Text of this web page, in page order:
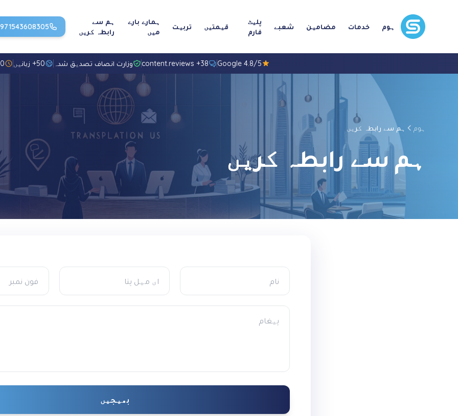
ہوم خدمات مضامین شعبے
پلیٹ
فارم
قیمتیں تربیت
ہمارے بارے
میں
ہم سے
رابطہ کریں
971543608305
4.8/5 Google
38+ content.reviews وزارت انصاف تصدیق شدہ 50+ زبانیں 10+
ہوم ہم سے رابطہ کریں
ہم سے رابطہ کریں
بھیجیں